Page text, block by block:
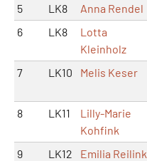
5 LK8 Anna Rendel
6
LK8
Lotta
Kleinholz
7 LK10 Melis Keser
8 LK11
Lilly-Marie
Kohfink
9 LK12 Emilia Reilink